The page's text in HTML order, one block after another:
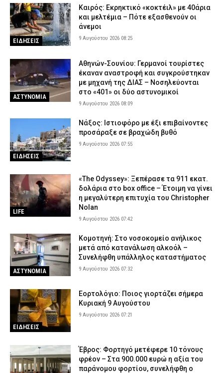
ΕΙΔΗΣΕΙΣ
Καιρός: Eκρηκτικό «κοκτέιλ» με 40άρια
και μελτέμια – Πότε εξασθενούν οι
άνεμοι
9 Αυγούστου 2026 08:25
ΑΣΤΥΝΟΜΙΑ
Αθηνών-Σουνίου: Γερμανοί τουρίστες
έκαναν αναστροφή και συγκρούστηκαν
με μηχανή της ΔΙΑΣ – Νοσηλεύονται
στο «401» οι δύο αστυνομικοί
9 Αυγούστου 2026 08:09
ΕΙΔΗΣΕΙΣ
Νάξος: Ιστιοφόρο με έξι επιβαίνοντες
προσάραξε σε βραχώδη βυθό
9 Αυγούστου 2026 07:55
LIFE
«The Odyssey»: Ξεπέρασε τα 911 εκατ.
δολάρια στο box office – Έτοιμη να γίνει
η μεγαλύτερη επιτυχία του Christopher
Nolan
9 Αυγούστου 2026 07:42
ΑΣΤΥΝΟΜΙΑ
Κομοτηνή: Στο νοσοκομείο ανήλικος
μετά από κατανάλωση αλκοόλ –
Συνελήφθη υπάλληλος καταστήματος
9 Αυγούστου 2026 07:32
ΕΙΔΗΣΕΙΣ
Εορτολόγιο: Ποιος γιορτάζει σήμερα
Κυριακή 9 Αυγούστου
9 Αυγούστου 2026 07:21
Έβρος: Φορτηγό μετέφερε 10 τόνους
φρέον – Στα 900.000 ευρώ η αξία του
παράνομου φορτίου, συνελήφθη ο